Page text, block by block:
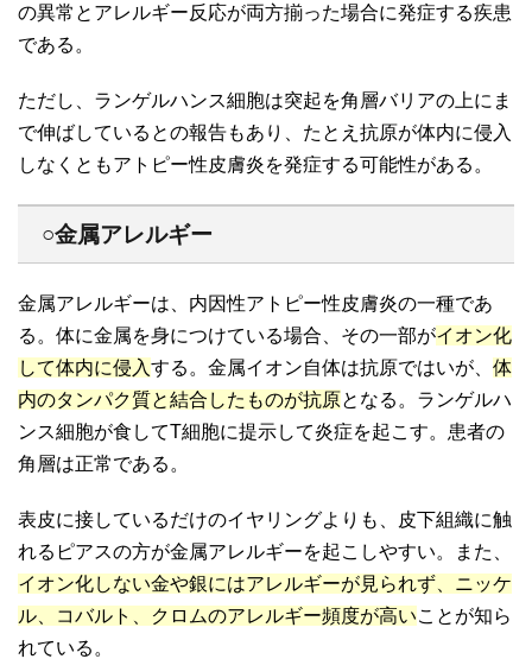
の異常とアレルギー反応が両方揃った場合に発症する疾患
である。
ただし、ランゲルハンス細胞は突起を角層バリアの上にま
で伸ばしているとの報告もあり、たとえ抗原が体内に侵入
しなくともアトピー性皮膚炎を発症する可能性がある。
○金属アレルギー
金属アレルギーは、内因性アトピー性皮膚炎の一種であ
る。体に金属を身につけている場合、その一部がイオン化
して体内に侵入する。金属イオン自体は抗原ではいが、 体
内のタンパク質と結合したものが抗原となる。ランゲルハ
ンス細胞が食してT細胞に提示して炎症を起こす。患者の
角層は正常である。
表皮に接しているだけのイヤリングよりも、皮下組織に触
れるピアスの方が金属アレルギーを起こしやすい。また、
イオン化しない金や銀にはアレルギーが見られず、ニッケ
ル、コバルト、クロムのアレルギー頻度が高いことが知ら
れている。